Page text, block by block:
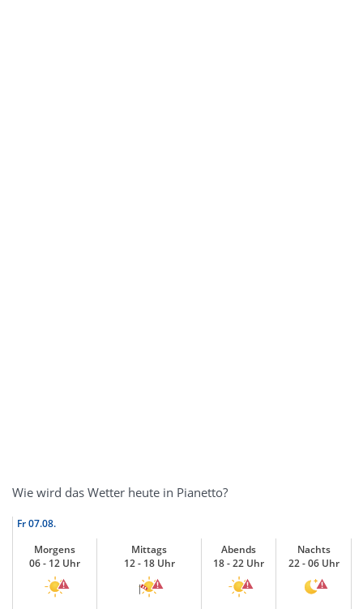
Wie wird das Wetter heute in Pianetto?
Fr07.08.
Morgens
06 - 12 Uhr
Mittags
12 - 18 Uhr
Abends
18 - 22 Uhr
Nachts
22 - 06 Uhr